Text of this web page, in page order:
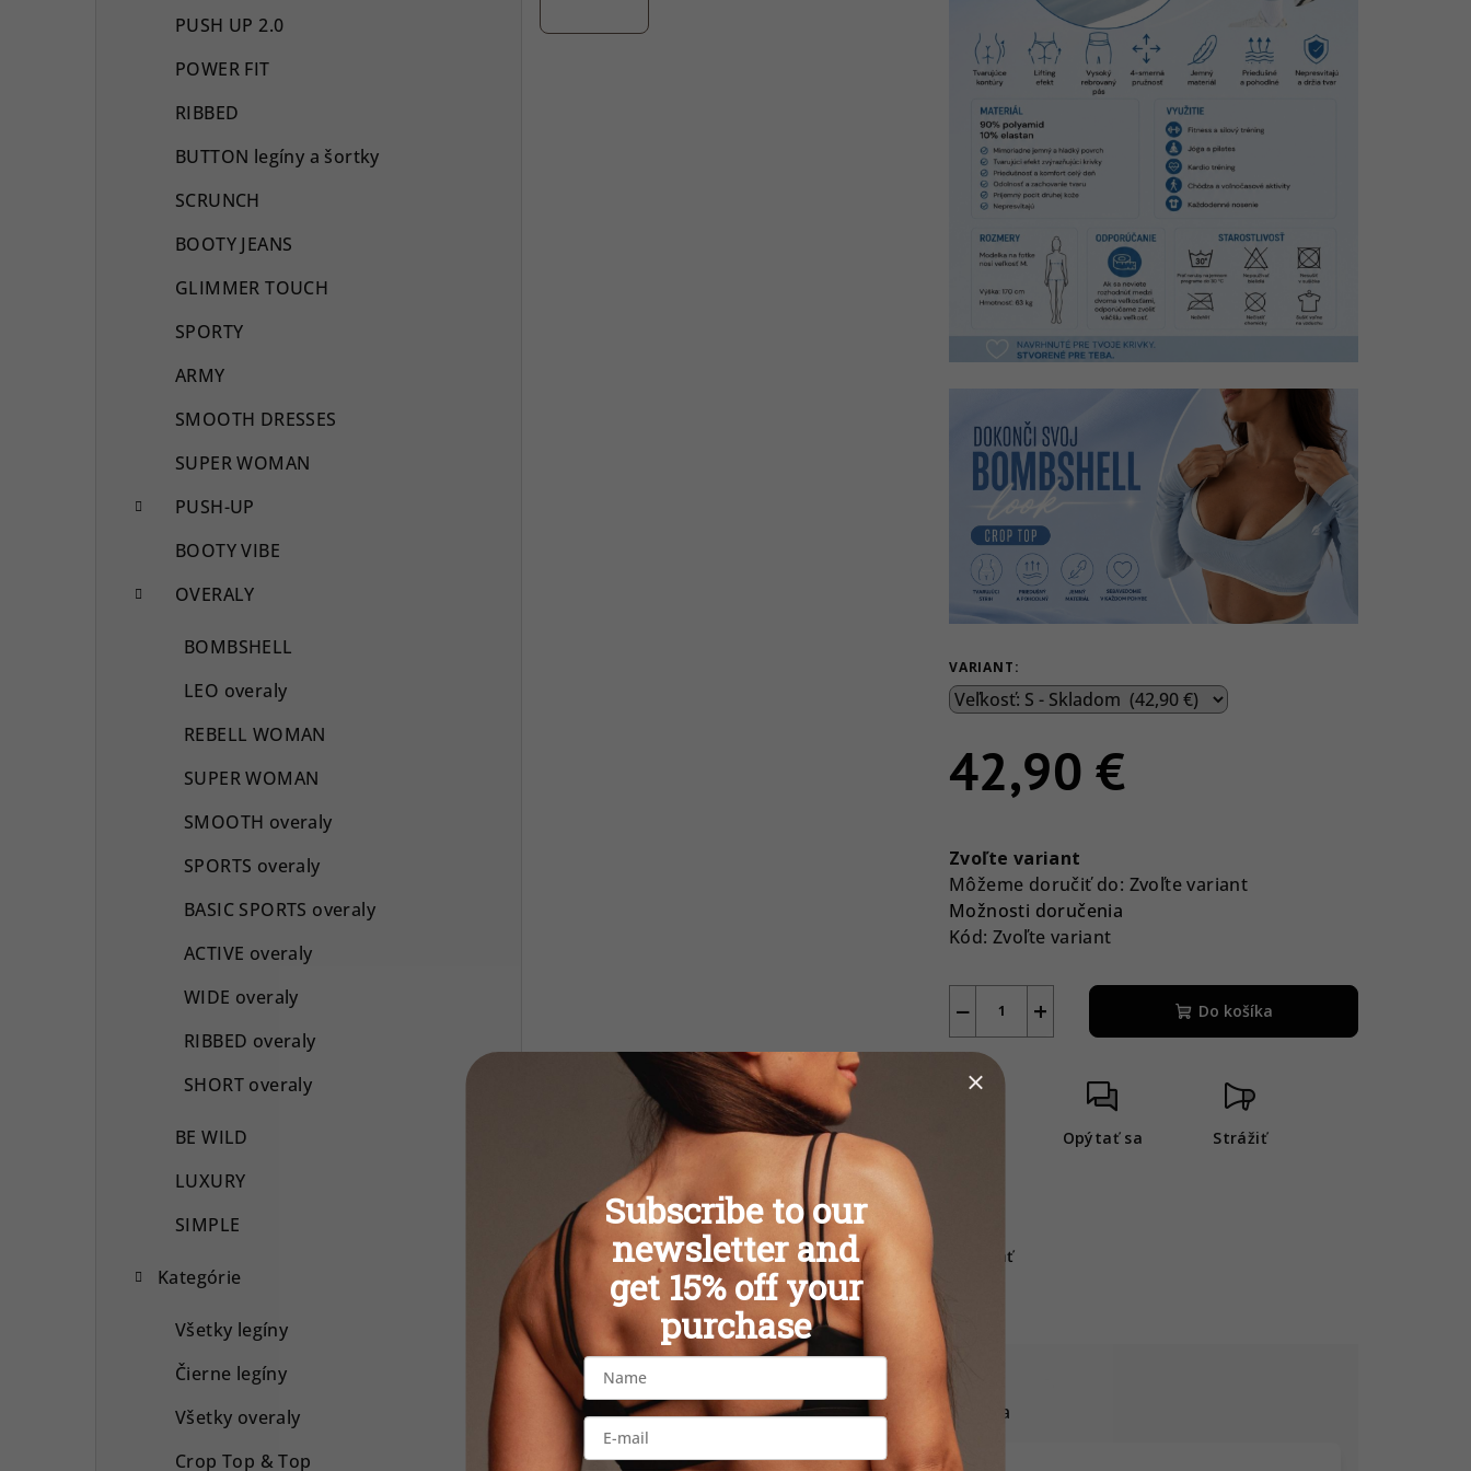
PUSH UP 2.0
POWER FIT
RIBBED
BUTTON legíny a šortky
SCRUNCH
BOOTY JEANS
GLIMMER TOUCH
SPORTY
ARMY
SMOOTH DRESSES
SUPER WOMAN
PUSH-UP
BOOTY VIBE
OVERALY
BOMBSHELL
LEO overaly
REBELL WOMAN
SUPER WOMAN
SMOOTH overaly
SPORTS overaly
BASIC SPORTS overaly
ACTIVE overaly
WIDE overaly
RIBBED overaly
SHORT overaly
BE WILD
LUXURY
SIMPLE
Kategórie
Všetky legíny
Čierne legíny
Všetky overaly
Crop Top & Top
VARIANT:
42,90 €
cena:
Zvoľte variant
Môžeme doručiť do: Zvoľte variant
Možnosti doručenia
Kód: Zvoľte variant
+
− Do košíka
Opýtať sa Strážiť
Zdieľať
Popis Hodnotenie Diskusia
Subscribe to our
newsletter and
get 15% off your
purchase